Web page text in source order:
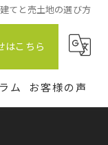
てと売土地の選び方
はこちら
ム お客様の声